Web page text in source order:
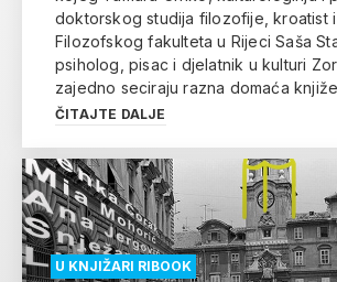
doktorskog studija filozofije, kroatist
Filozofskog fakulteta u Rijeci Saša
psiholog, pisac i djelatnik u kulturi
zajedno seciraju razna domaća
ČITAJTE DALJE
U KNJIŽARI RIBOOK